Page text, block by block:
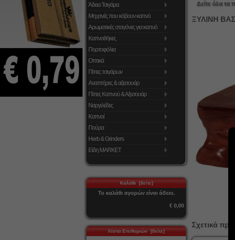
Άδεια Τσιγάρα
Μηχανές που κόβουν καπνό
Αρωματικές σταγόνες για καπνό
Καπνοθήκες
Πορτοφόλια
Οπτικά
Πίπες τσιγάρων
Αναπτήρες & αξεσουάρ
Πίπες Καπνού & Αξεσουάρ
Ναργιλέδες
Καπνοί
Πούρα
Herb & Grinders
Είδη MARKET
Καλάθι [δείτε]
Το καλάθι αγορών είναι άδειο.
€ 0,00
Λίστα Επιθυμιών [δείτε]
Δείτε όλα τα
ΞΥΛΙΝΗ
Σχετικά